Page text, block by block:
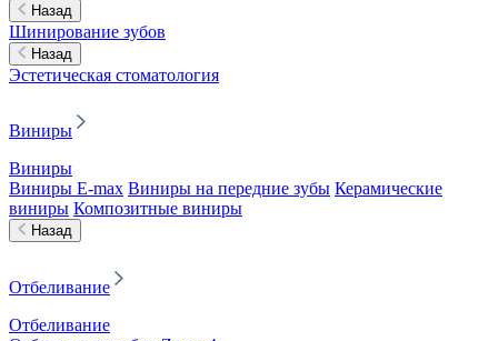
Назад
Шинирование зубов
Назад
Эстетическая стоматология
Виниры
Виниры
Виниры E-max Виниры на передние зубы Керамические
виниры Композитные виниры
Назад
Отбеливание
Отбеливание